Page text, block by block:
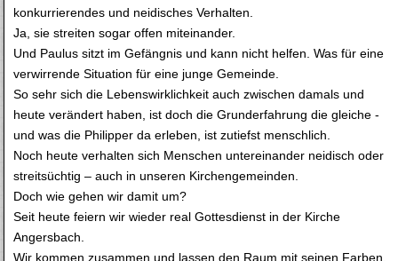
konkurrierendes und neidisches Verhalten.
Ja, sie streiten sogar offen miteinander.
Und Paulus sitzt im Gefängnis und kann nicht helfen. Was für eine
verwirrende Situation für eine junge Gemeinde.
So sehr sich die Lebenswirklichkeit auch zwischen damals und
heute verändert haben, ist doch die Grunderfahrung die gleiche -
und was die Philipper da erleben, ist zutiefst menschlich.
Noch heute verhalten sich Menschen untereinander neidisch oder
streitsüchtig – auch in unseren Kirchengemeinden.
Doch wie gehen wir damit um?
Seit heute feiern wir wieder real Gottesdienst in der Kirche
Angersbach.
Wir kommen zusammen und lassen den Raum mit seinen Farben,